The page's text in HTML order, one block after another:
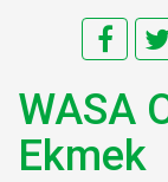
WASA
Ekmek